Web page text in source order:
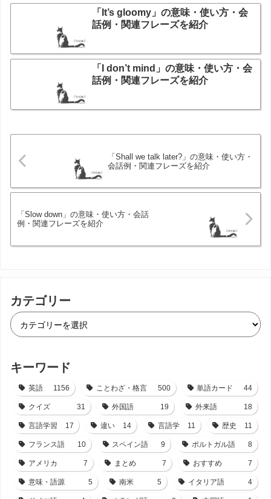
「It’s gloomy」の意味・使い方・会
話例・関連フレーズを紹介
「I don’t mind」の意味・使い方・会
話例・関連フレーズを紹介
「Shall we talk later?」の意味・使い方・
会話例・関連フレーズを紹介
「Slow down」の意味・使い方・会話
例・関連フレーズを紹介
カテゴリー
キーワード
英語 1156 ことわざ・格言 500 単語カード 44
クイズ 31 外国語 19 外来語 18
言語学習 17 違い 14 言語学 11 歴史 11
フランス語 10 スペイン語 9 ポルトガル語 8
アメリカ 7 まとめ 7 おすすめ 7
意味・語源 5 南米 5 イタリア語 4